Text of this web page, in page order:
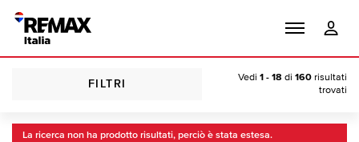
FILTRI
Vedi 1 - 18 di 160 risultati
trovati
La ricerca non ha prodotto risultati, perciò è stata estesa.